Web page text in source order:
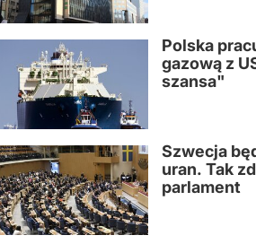
Polska
gazową z
szansa"
Szwecja
uran. Tak
parlament